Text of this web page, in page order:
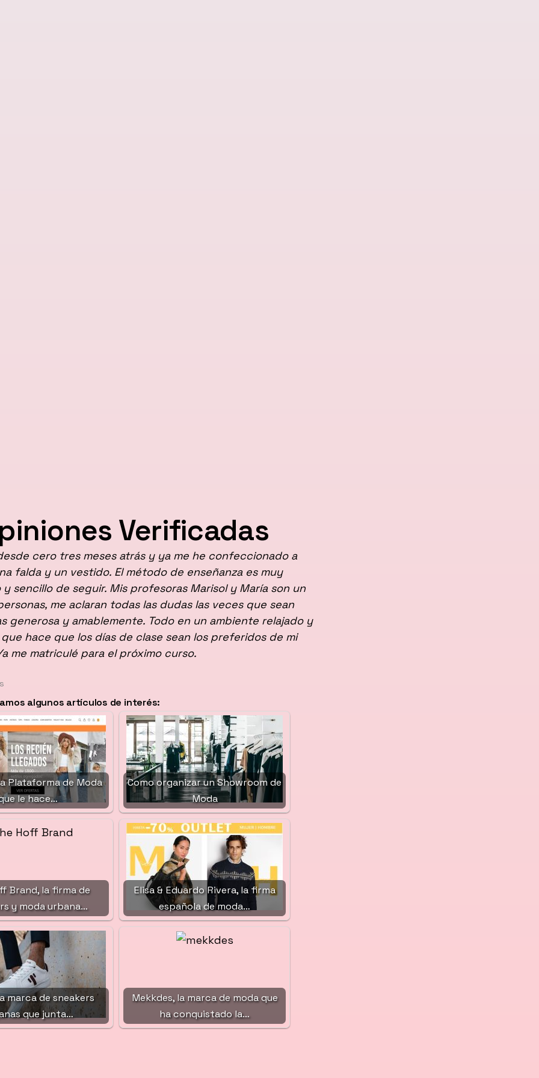
Verificadas
cero tres meses atrás y ya me he confeccionado a
falda y un vestido. El método de enseñanza es muy
sencillo de seguir. Mis profesoras Marisol y María son un
me aclaran todas las dudas las veces que sean
generosa y amablemente. Todo en un ambiente relajado y
hace que los días de clase sean los preferidos de mi
me matriculé para el próximo curso.
algunos artículos de interés:
Plataforma de Moda
le hace…
Como organizar un Showroom de
Moda
Brand, la firma de
y moda urbana…
Elisa & Eduardo Rivera, la firma
española de moda…
marca de sneakers
que junta…
Mekkdes, la marca de moda que
ha conquistado la…